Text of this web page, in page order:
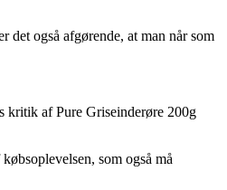
det også afgørende, at man når som
kritik af Pure Griseinderøre 200g
som også må